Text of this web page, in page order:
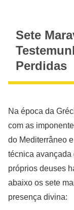
Sete
Perdidas
Na época da
com as
do Mediterrâneo
técnica avançada
próprios deuses
abaixo os sete
presença divina: